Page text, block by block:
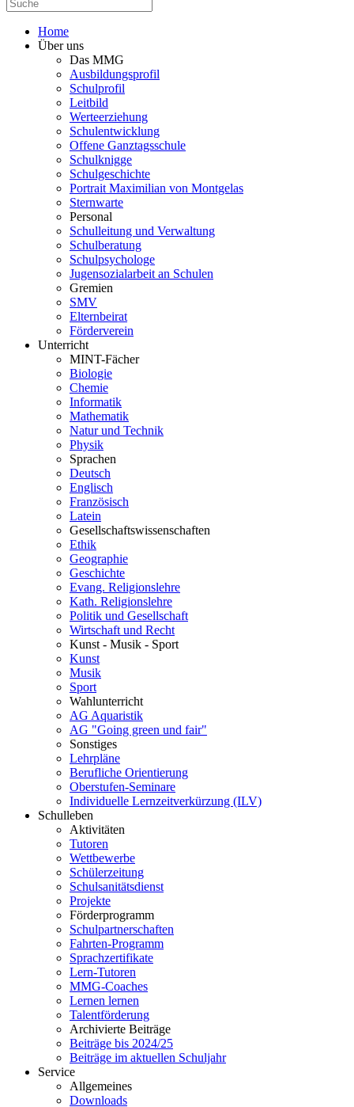
Home
Über uns
Das MMG
Ausbildungsprofil
Schulprofil
Leitbild
Werteerziehung
Schulentwicklung
Offene Ganztagsschule
Schulknigge
Schulgeschichte
Portrait Maximilian von Montgelas
Sternwarte
Personal
Schulleitung und Verwaltung
Schulberatung
Schulpsychologe
Jugensozialarbeit an Schulen
Gremien
SMV
Elternbeirat
Förderverein
Unterricht
MINT-Fächer
Biologie
Chemie
Informatik
Mathematik
Natur und Technik
Physik
Sprachen
Deutsch
Englisch
Französisch
Latein
Gesellschaftswissenschaften
Ethik
Geographie
Geschichte
Evang. Religionslehre
Kath. Religionslehre
Politik und Gesellschaft
Wirtschaft und Recht
Kunst - Musik - Sport
Kunst
Musik
Sport
Wahlunterricht
AG Aquaristik
AG "Going green und fair"
Sonstiges
Lehrpläne
Berufliche Orientierung
Oberstufen-Seminare
Individuelle Lernzeitverkürzung (ILV)
Schulleben
Aktivitäten
Tutoren
Wettbewerbe
Schülerzeitung
Schulsanitätsdienst
Projekte
Förderprogramm
Schulpartnerschaften
Fahrten-Programm
Sprachzertifikate
Lern-Tutoren
MMG-Coaches
Lernen lernen
Talentförderung
Archivierte Beiträge
Beiträge bis 2024/25
Beiträge im aktuellen Schuljahr
Service
Allgemeines
Downloads